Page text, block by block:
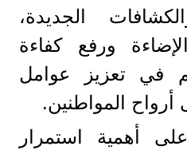
الجديدة،
ورفع كفاءة
في تعزيز عوامل
أرواح المواطنين.
أهمية استمرار